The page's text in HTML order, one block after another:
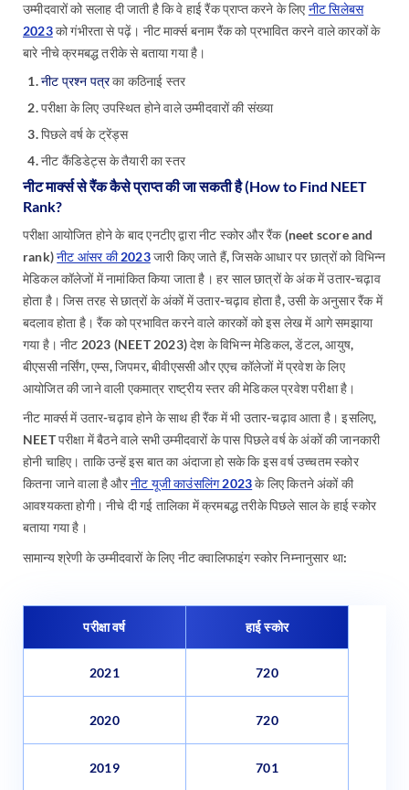
उम्मीदवारों को सलाह दी जाती है कि वे हाई रैंक प्राप्त करने के लिए नीट सिलेबस
2023को गंभीरता से पढ़ें। नीट मार्क्स बनाम रैंक को प्रभावित करने वाले कारकों के
बारे नीचे क्रमबद्ध तरीके से बताया गया है।
नीट प्रश्न पत्रका कठिनाई स्तर
परीक्षा के लिए उपस्थित होने वाले उम्मीदवारों की संख्या
पिछले वर्ष के ट्रेंड्स
नीट कैंडिडेट्स के तैयारी का स्तर
नीट मार्क्स से रैंक कैसे प्राप्त की जा सकती है (How to Find NEET
Rank?
परीक्षा आयोजित होने के बाद एनटीए द्वारा नीट स्कोर और रैंक (neet score and
rank)नीट आंसर की 2023जारी किए जाते हैं, जिसके आधार पर छात्रों को विभिन्न
मेडिकल कॉलेजों में नामांकित किया जाता है। हर साल छात्रों के अंक में उतार-चढ़ाव
होता है। जिस तरह से छात्रों के अंकों में उतार-चढ़ाव होता है, उसी के अनुसार रैंक में
बदलाव होता है। रैंक को प्रभावित करने वाले कारकों को इस लेख में आगे समझाया
गया है। नीट 2023 (NEET 2023) देश के विभिन्न मेडिकल, डेंटल, आयुष,
बीएससी नर्सिंग, एम्स, जिपमर, बीवीएससी और एएच कॉलेजों में प्रवेश के लिए
आयोजित की जाने वाली एकमात्र राष्ट्रीय स्तर की मेडिकल प्रवेश परीक्षा है।
नीट मार्क्स में उतार-चढ़ाव होने के साथ ही रैंक में भी उतार-चढ़ाव आता है। इसलिए,
NEET परीक्षा में बैठने वाले सभी उम्मीदवारों के पास पिछले वर्ष के अंकों की जानकारी
होनी चाहिए। ताकि उन्हें इस बात का अंदाजा हो सके कि इस वर्ष उच्चतम स्कोर
कितना जाने वाला है औरनीट यूजी काउंसलिंग 2023के लिए कितने अंकों की
आवश्यकता होगी। नीचे दी गई तालिका में क्रमबद्ध तरीके पिछले साल के हाई स्कोर
बताया गया है।
सामान्य श्रेणी के उम्मीदवारों के लिए नीट क्वालिफाइंग स्कोर निम्नानुसार था:
परीक्षा वर्ष हाई स्कोर
2021 720
2020 720
2019 701